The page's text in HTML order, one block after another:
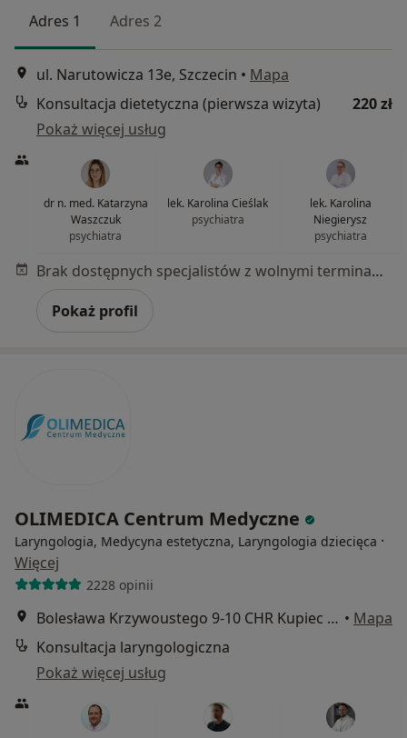
Adres 1 Adres 2
ul. Narutowicza 13e, Szczecin • Mapa
Konsultacja dietetyczna (pierwsza wizyta)
220 zł
Pokaż więcej usług
dr n. med. Katarzyna
Waszczuk
psychiatra
lek. Karolina Cieślak
psychiatra
lek. Karolina
Niegierysz
psychiatra
Brak dostępnych specjalistów z wolnymi terminami w tym centrum medycznym.
Pokaż profil
OLIMEDICA Centrum Medyczne
Laryngologia, Medycyna estetyczna, Laryngologia dziecięca ·
Więcej
2228 opinii
Bolesława Krzywoustego 9-10 CHR Kupiec 1 piętro, Szczecin • Mapa
Konsultacja laryngologiczna
Pokaż więcej usług